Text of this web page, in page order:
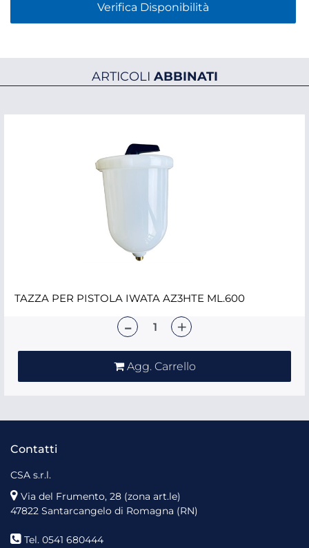
Verifica Disponibilità
ARTICOLI ABBINATI
TAZZA PER PISTOLA IWATA AZ3HTE ML.600
Agg. Carrello
Contatti
CSA s.r.l.
Via del Frumento, 28 (zona art.le)
47822 Santarcangelo di Romagna (RN)
Tel. 0541 680444